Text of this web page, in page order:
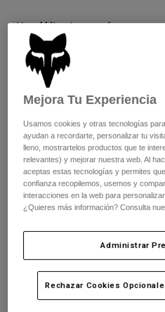
Explorar MTB
Product Help
Guía de Equipamiento de MTB
Guía de cuidado de cascos
Product Help
Guía de Equipamiento de Moto
Guía de cuidado de las botas
Sudaderas
Ver todo
Gorras y Gorros
Bolsas y Mochilas
Calcetines
Stickers
Otros Accesorios
Ver todo
Ropa Casual
Tops
Sudaderas
Chaquetas
Pantalones
Ver todo
Ver el kit enteroaquí.
Cuadro de tallas
XS S M
Color -Púrpura Haze
Añadir al
Mejora Tu Experiencia
Usamos cookies y otras tecnologías
ayudan a recordarte, personalizar tu
lleno, mostrartelos productos que te
relevantes) y mejorar nuestra web. Al
aceptas estas tecnologías y permites
confianza recopilemos, usemos y
interacciones en la web para
¿Quieres más información? Consulta
Administrar
Rechazar Cookies